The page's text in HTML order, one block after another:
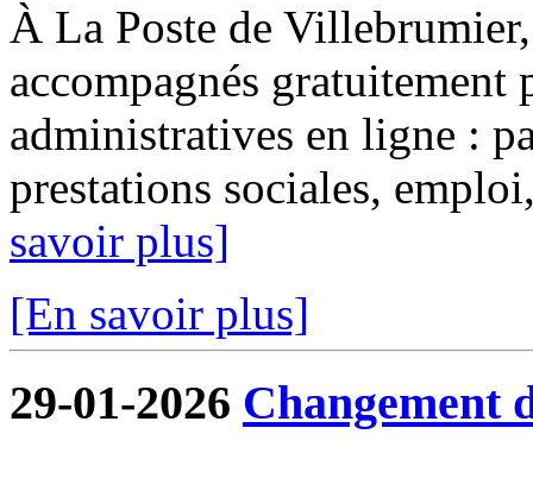
À La Poste de
accompagnés gratuitement
administratives en ligne :
prestations sociales,
savoir plus]
[En savoir plus]
29-01-2026 Changement